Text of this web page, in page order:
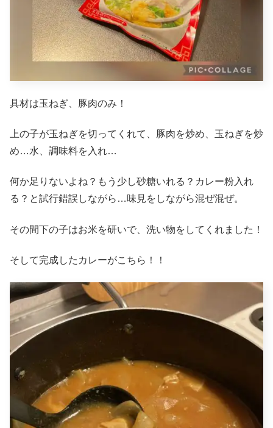
具材は玉ねぎ、豚肉のみ！
上の子が玉ねぎを切ってくれて、豚肉を炒め、玉ねぎを炒
め…水、調味料を入れ…
何か足りないよね？もう少し砂糖いれる？カレー粉入れ
る？と試行錯誤しながら …味見をしながら混ぜ混ぜ。
その間下の子はお米を研いで、洗い物をしてくれました！
そして完成したカレーがこちら！！